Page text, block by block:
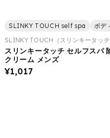
SLINKY TOUCH self spa ボデ
SLINKY TOUCH（スリンキータッチ
スリンキータッチ セルフスパ
クリーム メンズ
¥1,017